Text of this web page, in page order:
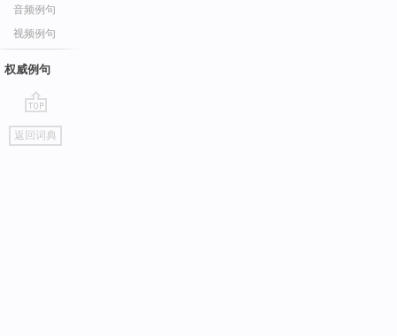
音频例句
视频例句
权威例句
go
top
返回词典